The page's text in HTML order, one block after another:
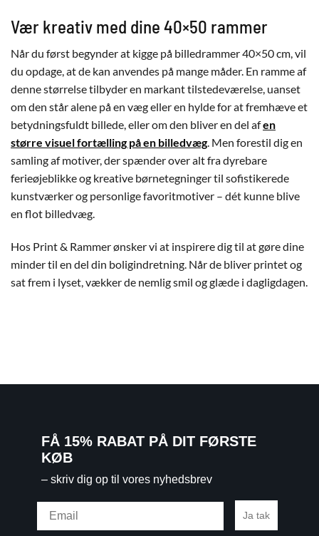
Vær kreativ med dine 40×50 rammer
Når du først begynder at kigge på billedrammer 40×50 cm, vil
du opdage, at de kan anvendes på mange måder. En ramme af
denne størrelse tilbyder en markant tilstedeværelse, uanset
om den står alene på en væg eller en hylde for at fremhæve et
betydningsfuldt billede, eller om den bliver en del afen
større visuel fortælling på en billedvæg. Men forestil dig en
samling af motiver, der spænder over alt fra dyrebare
ferieøjeblikke og kreative børnetegninger til sofistikerede
kunstværker og personlige favoritmotiver – dét kunne blive
en flot billedvæg.
Hos Print & Rammer ønsker vi at inspirere dig til at gøre dine
minder til en del din boligindretning. Når de bliver printet og
sat frem i lyset, vækker de nemlig smil og glæde i dagligdagen.
FÅ 15% RABAT PÅ DIT FØRSTE
KØB
– skriv dig op til vores nyhedsbrev
Ja tak